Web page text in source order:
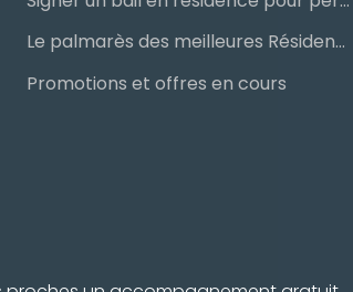
Le palmarès des meilleures Résidences Privées pour Aînés (RPA)
Promotions et offres en cours